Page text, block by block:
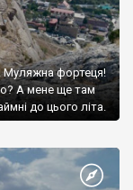
Муляжна фортеця!
А мене ще там
до цього літа.